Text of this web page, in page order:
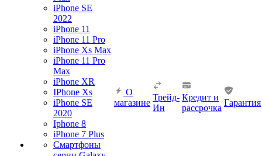
iPhone SE
2022
iPhone 11
iPhone 11 Pro
iPhone Xs Max
iPhone 11 Pro
Max
iPhone XR
IPhone Xs
iPhone SE
2020
Iphone 8
iPhone 7 Plus
Смартфоны
О
магазине
Трейд-
Ин
Кредит и
рассрочка
Гарантия